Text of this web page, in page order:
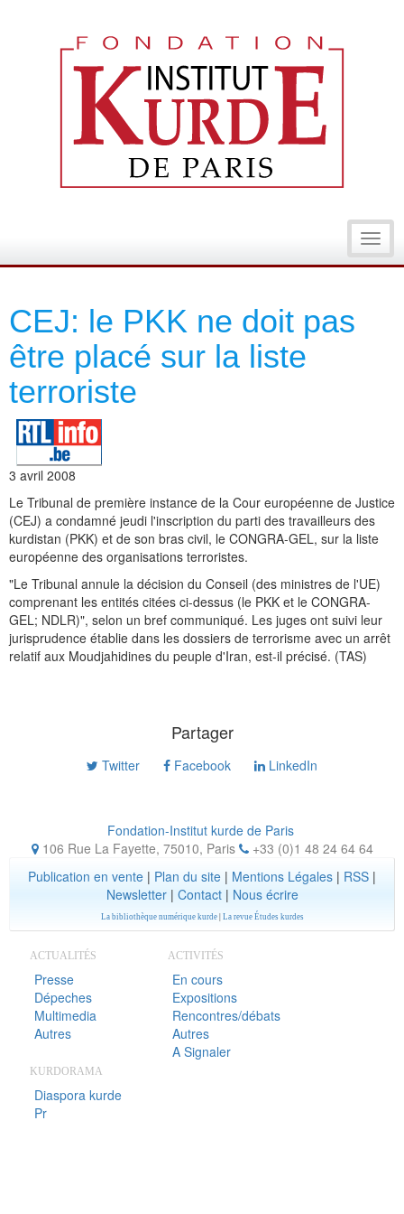
CEJ: le PKK ne doit pas
être placé sur la liste
terroriste
3 avril 2008
Le Tribunal de première instance de la Cour européenne de Justice
(CEJ) a condamné jeudi l'inscription du parti des travailleurs des
kurdistan (PKK) et de son bras civil, le CONGRA-GEL, sur la liste
européenne des organisations terroristes.
"Le Tribunal annule la décision du Conseil (des ministres de l'UE)
comprenant les entités citées ci-dessus (le PKK et le CONGRA-
GEL; NDLR)", selon un bref communiqué. Les juges ont suivi leur
jurisprudence établie dans les dossiers de terrorisme avec un arrêt
relatif aux Moudjahidines du peuple d'Iran, est-il précisé. (TAS)
Partager
Twitter Facebook LinkedIn
Fondation-Institut kurde de Paris
106 Rue La Fayette, 75010, Paris
+33 (0)1 48 24 64 64
Publication en vente | Plan du site | Mentions Légales | RSS |
Newsletter| Contact| Nous écrire
La bibliothèque numérique kurde| La revue Études kurdes
ACTUALITÉS
Presse
Dépeches
Multimedia
Autres
ACTIVITÉS
En cours
Expositions
Rencontres/débats
Autres
A Signaler
KURDORAMA
Diaspora kurde
Pr